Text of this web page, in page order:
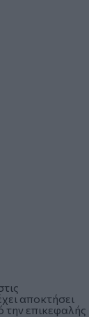
αποκτήσει
την επικεφαλής